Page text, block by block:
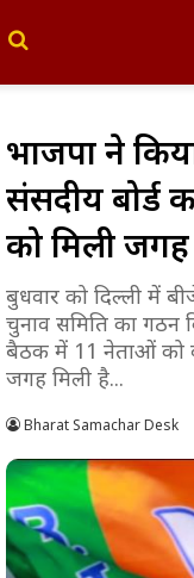
भाजपा ने
संसदीय बोर्ड
को मिली जगह
बुधवार को दिल्ली में
चुनाव समिति का गठन
बैठक में 11 नेताओं को
जगह मिली है...
Bharat Samachar Desk